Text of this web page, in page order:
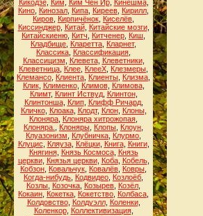
Кикодзе, Ким Ким Чен Ир, Кинешма,
Кино Кинозал Кипа Киреев Кирилл
Киров Кирпичёнок Киселёв
Киссинджер, Китай, Китайские мозги,
Китайскиеню Китч Китченер Киш
Кладбище Кларетта Кларнет,
Классика Классификация
Классицизм
Клевета, Клеветники,
Клеветница Клее КлееХ Клезмеры
Клемансо Клиента Клиенты Клизма
Клик, Клименко, Климов, Климова,
Климт, Клинт Иствуд, Клинтон,
Клинтонша, Клип, Клифф Ричард,
Кличко, Клоака, Клодт, Клон, Клоны,
Клоняра Клоняра хитрожопая
Клоняра.
Клоняры Клопы Клоун
Клуазонизм
Клубничка Клурмо
Клуцис
Кляуза, Клёцки, Книга, Книги,
Княгиня, Князь Космоса, Князь
церкви, Князья церкви, Коба, Кобель,
Кобзон Ковальчук Ковалёв Ковры
Когда-нибудь Кодвидео Козлоёб
Козлы Козочка Козырев Козёл
Кокаин Кокетка Кокетство Колбаса
Колдовство, Колдуэлл, Коленки,
Коленкор, Коллективизация,